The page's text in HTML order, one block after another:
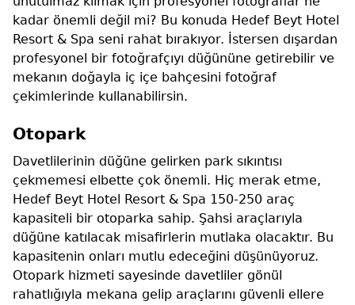
kadar önemli değil mi? Bu konuda Hedef Beyt Hotel
Resort & Spa seni rahat bırakıyor. İstersen dışardan
profesyonel bir fotoğrafçıyı düğününe getirebilir ve
mekanın doğayla iç içe bahçesini fotoğraf
çekimlerinde kullanabilirsin.
Otopark
Davetlilerinin düğüne gelirken park sıkıntısı
çekmemesi elbette çok önemli. Hiç merak etme,
Hedef Beyt Hotel Resort & Spa 150-250 araç
kapasiteli bir otoparka sahip. Şahsi araçlarıyla
düğüne katılacak misafirlerin mutlaka olacaktır. Bu
kapasitenin onları mutlu edeceğini düşünüyoruz.
Otopark hizmeti sayesinde davetliler gönül
rahatlığıyla mekana gelip araçlarını güvenli ellere